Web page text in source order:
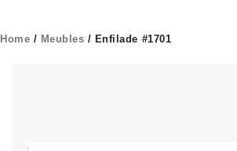
Home / Meubles / Enfilade #1701